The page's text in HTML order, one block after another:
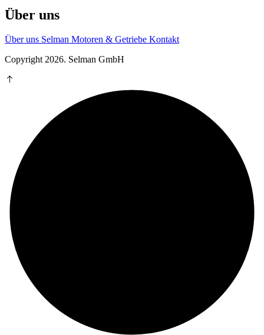
Über uns
Über uns Selman Motoren & Getriebe Kontakt
Copyright 2026. Selman GmbH